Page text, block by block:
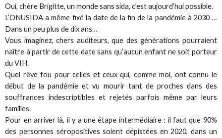
Oui, chère Brigitte, un monde sans sida, c’est aujourd’hui possible.
L’ONUSIDA a même fixé la date de la fin de la pandémie à 2030 …
Dans un peu plus de dix ans…
Vous imaginez, chers auditeurs, que des générations pourraient
naître à partir de cette date sans qu’aucun enfant ne soit porteur
du VIH.
Quel rêve fou pour celles et ceux qui, comme moi, ont connu le
début de la pandémie et vu mourir tant de proches dans des
souffrances indescriptibles et rejetés parfois même par leurs
familles.
Pour en arriver là, il y a une étape intermédiaire : il faut que 90%
des personnes séropositives soient dépistées en 2020, dans un